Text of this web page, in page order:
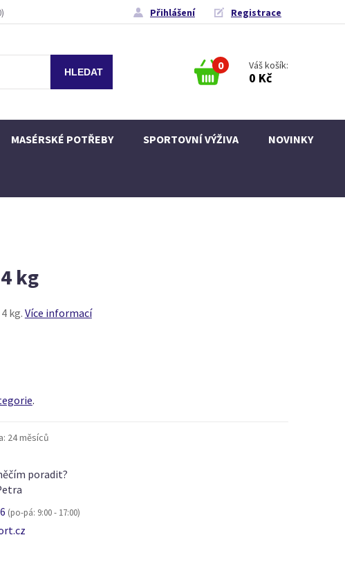
Přihlášení Registrace
0 Váš košík:
0 Kč
MASÉRSKÉ POTŘEBY SPORTOVNÍ VÝŽIVA NOVINKY
kg
kg. Více informací
.
24 měsíců
poradit?
(po-pá: 9:00 - 17:00)